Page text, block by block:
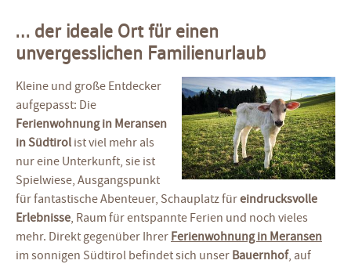
… der ideale Ort für einen
unvergesslichen Familienurlaub
Kleine und große Entdecker
aufgepasst: Die
Ferienwohnung in Meransen
in Südtirol ist viel mehr als
nur eine Unterkunft, sie ist
Spielwiese, Ausgangspunkt
für fantastische Abenteuer, Schauplatz füreindrucksvolle
Erlebnisse, Raum für entspannte Ferien und noch vieles
mehr. Direkt gegenüber Ihrer Ferienwohnung in Meransen
im sonnigen Südtirol befindet sich unser Bauernhof, auf